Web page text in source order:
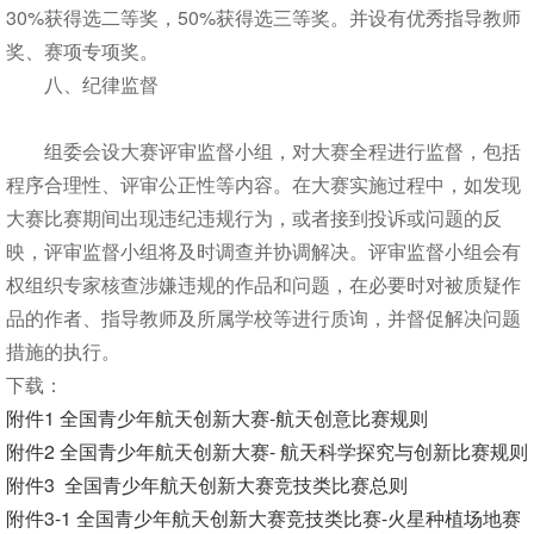
30%获得选二等奖，50%获得选三等奖。并设有优秀指导教师
奖、赛项专项奖。
八、纪律监督
组委会设大赛评审监督小组，对大赛全程进行监督，包括
程序合理性、评审公正性等内容。在大赛实施过程中，如发现
大赛比赛期间出现违纪违规行为，或者接到投诉或问题的反
映，评审监督小组将及时调查并协调解决。评审监督小组会有
权组织专家核查涉嫌违规的作品和问题，在必要时对被质疑作
品的作者、指导教师及所属学校等进行质询，并督促解决问题
措施的执行。
下载：
附件1 全国青少年航天创新大赛-航天创意比赛规则
附件2 全国青少年航天创新大赛- 航天科学探究与创新比赛规则
附件3 全国青少年航天创新大赛竞技类比赛总则
附件3-1 全国青少年航天创新大赛竞技类比赛-火星种植场地赛